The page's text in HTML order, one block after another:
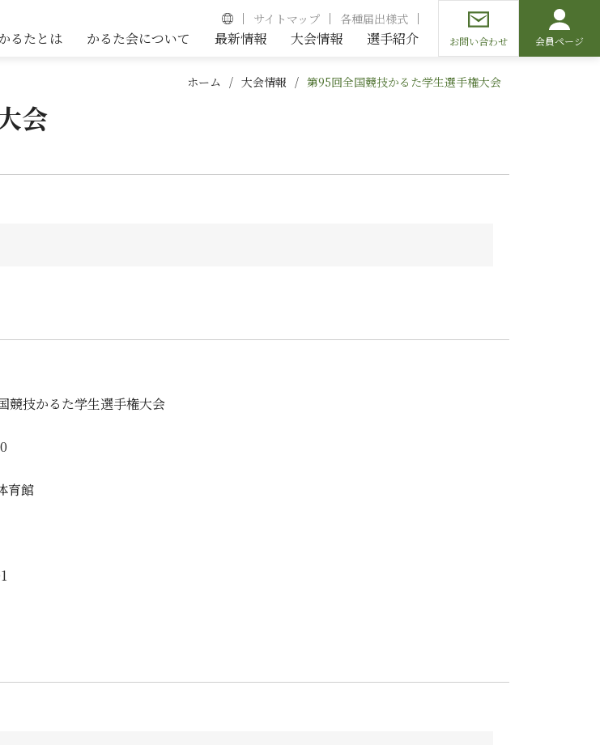
サイトマップ 各種届出様式
るたとは かるた会について 最新情報 大会情報 選手紹介 お問い合わせ 会員ページ
ホーム 大会情報 第95回全国競技かるた学生選手権大会
会
競技かるた学生選手権大会
育館